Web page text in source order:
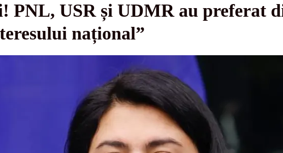
PNL, USR și UDMR au preferat
național”